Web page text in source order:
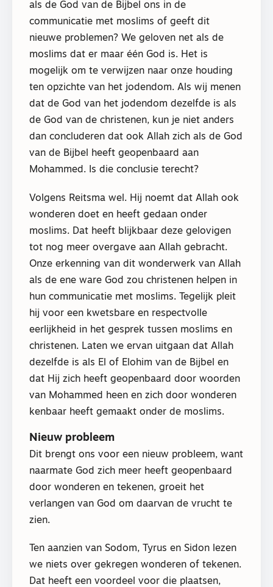
als de God van de Bijbel ons in de
communicatie met moslims of geeft dit
nieuwe problemen? We geloven net als de
moslims dat er maar één God is. Het is
mogelijk om te verwijzen naar onze houding
ten opzichte van het jodendom. Als wij menen
dat de God van het jodendom dezelfde is als
de God van de christenen, kun je niet anders
dan concluderen dat ook Allah zich als de God
van de Bijbel heeft geopenbaard aan
Mohammed. Is die conclusie terecht?
Volgens Reitsma wel. Hij noemt dat Allah ook
wonderen doet en heeft gedaan onder
moslims. Dat heeft blijkbaar deze gelovigen
tot nog meer overgave aan Allah gebracht.
Onze erkenning van dit wonderwerk van Allah
als de ene ware God zou christenen helpen in
hun communicatie met moslims. Tegelijk pleit
hij voor een kwetsbare en respectvolle
eerlijkheid in het gesprek tussen moslims en
christenen. Laten we ervan uitgaan dat Allah
dezelfde is als El of Elohim van de Bijbel en
dat Hij zich heeft geopenbaard door woorden
van Mohammed heen en zich door wonderen
kenbaar heeft gemaakt onder de moslims.
Nieuw probleem
Dit brengt ons voor een nieuw probleem, want
naarmate God zich meer heeft geopenbaard
door wonderen en tekenen, groeit het
verlangen van God om daarvan de vrucht te
zien.
Ten aanzien van Sodom, Tyrus en Sidon lezen
we niets over gekregen wonderen of tekenen.
Dat heeft een voordeel voor die plaatsen,